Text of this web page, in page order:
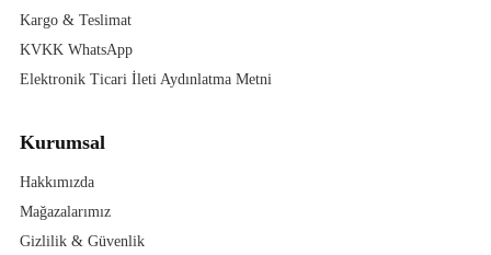
Kargo & Teslimat
KVKK WhatsApp
Elektronik Ticari İleti Aydınlatma Metni
Kurumsal
Hakkımızda
Mağazalarımız
Gizlilik & Güvenlik